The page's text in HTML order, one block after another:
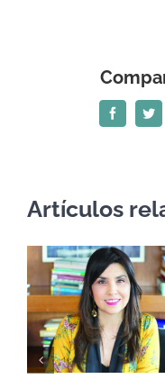
Facebook
Artículos